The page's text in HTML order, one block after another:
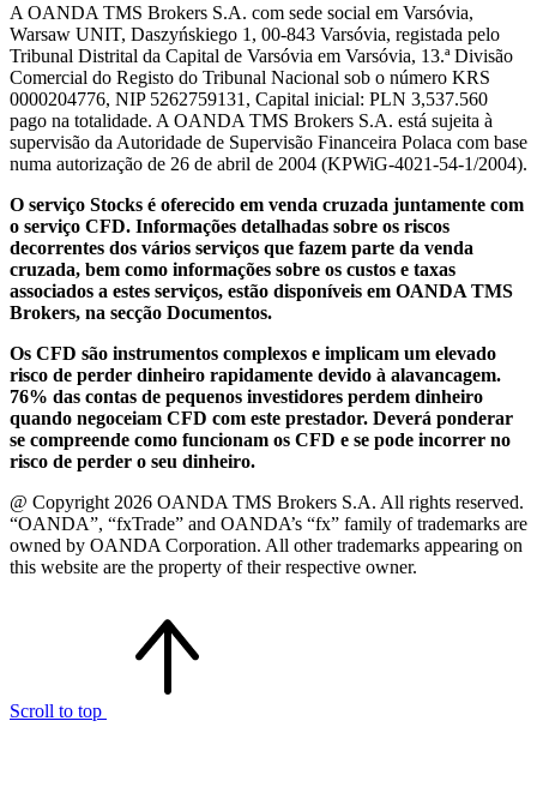
A OANDA TMS Brokers S.A. com sede social em Varsóvia,
Warsaw UNIT, Daszyńskiego 1, 00-843 Varsóvia, registada pelo
Tribunal Distrital da Capital de Varsóvia em Varsóvia, 13.ª Divisão
Comercial do Registo do Tribunal Nacional sob o número KRS
0000204776, NIP 5262759131, Capital inicial: PLN 3,537.560
pago na totalidade. A OANDA TMS Brokers S.A. está sujeita à
supervisão da Autoridade de Supervisão Financeira Polaca com base
numa autorização de 26 de abril de 2004 (KPWiG-4021-54-1/2004).
O serviço Stocks é oferecido em venda cruzada juntamente com
o serviço CFD. Informações detalhadas sobre os riscos
decorrentes dos vários serviços que fazem parte da venda
cruzada, bem como informações sobre os custos e taxas
associados a estes serviços, estão disponíveis em OANDA TMS
Brokers, na secção Documentos.
Os CFD são instrumentos complexos e implicam um elevado
risco de perder dinheiro rapidamente devido à alavancagem.
76% das contas de pequenos investidores perdem dinheiro
quando negoceiam CFD com este prestador. Deverá ponderar
se compreende como funcionam os CFD e se pode incorrer no
risco de perder o seu dinheiro.
@ Copyright 2026 OANDA TMS Brokers S.A. All rights reserved.
“OANDA”, “fxTrade” and OANDA’s “fx” family of trademarks are
owned by OANDA Corporation. All other trademarks appearing on
this website are the property of their respective owner.
Scroll to top